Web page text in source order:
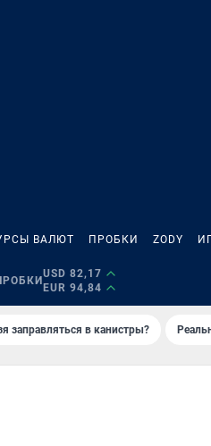
ВАЛЮТ ПРОБКИ ZODY
USD 82,17
EUR 94,84
заправляться в канистры?